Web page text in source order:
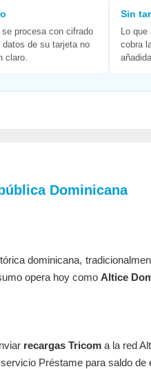
se procesa con cifrado
datos de su tarjeta no
claro.
Sin
Lo
cobra
Dominicana
dominicana,
opera hoy como Altice
recargas Tricom a la red
Préstame para saldo de